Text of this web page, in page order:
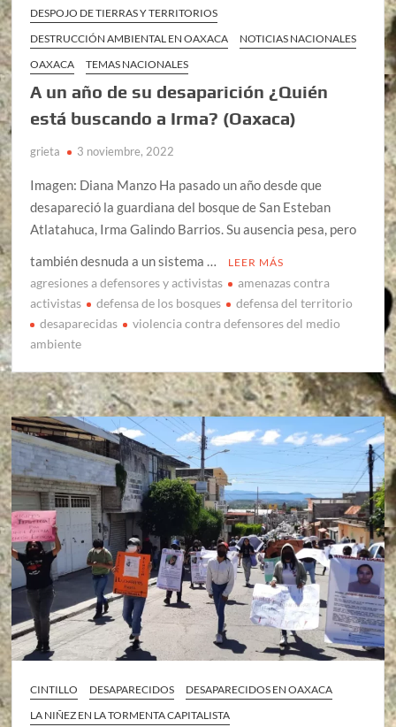
DESPOJO DE TIERRAS Y TERRITORIOS
DESTRUCCIÓN AMBIENTAL EN OAXACA
NOTICIAS NACIONALES
OAXACA
TEMAS NACIONALES
A un año de su desaparición ¿Quién
está buscando a Irma? (Oaxaca)
grieta 3 noviembre, 2022
Imagen: Diana Manzo Ha pasado un año desde que
desapareció la guardiana del bosque de San Esteban
Atlatahuca, Irma Galindo Barrios. Su ausencia pesa, pero
también desnuda a un sistema …
LEER MÁS
agresiones a defensores y activistas
amenazas contra
activistas
defensa de los bosques
defensa del territorio
desaparecidas
violencia contra defensores del medio
ambiente
CINTILLO DESAPARECIDOS
DESAPARECIDOS EN OAXACA
LA NIÑEZ EN LA TORMENTA CAPITALISTA